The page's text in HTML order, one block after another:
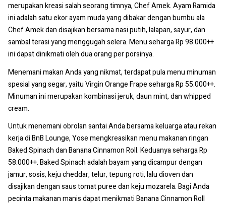
merupakan kreasi salah seorang timnya, Chef Amek. Ayam Ramida
ini adalah satu ekor ayam muda yang dibakar dengan bumbu ala
Chef Amek dan disajikan bersama nasi putih, lalapan, sayur, dan
sambal terasi yang menggugah selera. Menu seharga Rp 98.000++
ini dapat dinikmati oleh dua orang per porsinya.
Menemani makan Anda yang nikmat, terdapat pula menu minuman
spesial yang segar, yaitu Virgin Orange Frape seharga Rp 55.000++.
Minuman ini merupakan kombinasi jeruk, daun mint, dan whipped
cream.
Untuk menemani obrolan santai Anda bersama keluarga atau rekan
kerja di BnB Lounge, Yose mengkreasikan menu makanan ringan
Baked Spinach dan Banana Cinnamon Roll. Keduanya seharga Rp
58.000++. Baked Spinach adalah bayam yang dicampur dengan
jamur, sosis, keju cheddar, telur, tepung roti, lalu dioven dan
disajikan dengan saus tomat puree dan keju mozarela. Bagi Anda
pecinta makanan manis dapat menikmati Banana Cinnamon Roll